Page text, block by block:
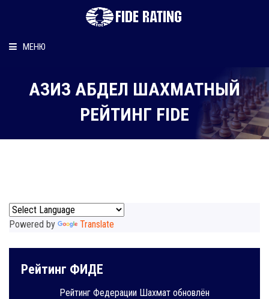
МЕНЮ
Рейтинг шахматиста
Персональный информер
АЗИЗ АБДЕЛ ШАХМАТНЫЙ
РЕЙТИНГ FIDE
Powered by Translate
Рейтинг ФИДЕ
Рейтинг Федерации Шахмат обновлён